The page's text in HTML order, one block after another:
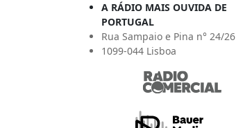
A RÁDIO MAIS OUVIDA DE
PORTUGAL
Rua Sampaio e Pina n° 24/26
1099-044 Lisboa